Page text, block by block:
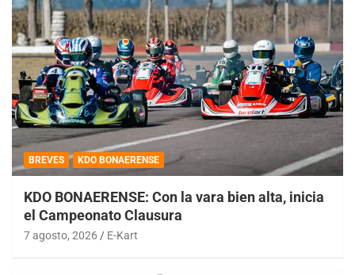
BREVES KDO BONAERENSE
KDO BONAERENSE: Con la vara bien alta, inicia
el Campeonato Clausura
7 agosto, 2026 E-Kart